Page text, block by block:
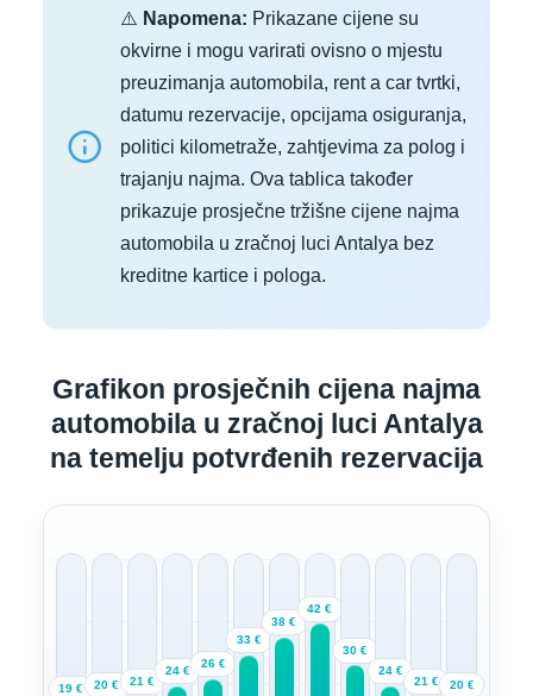
⚠️ Napomena: Prikazane cijene su
okvirne i mogu varirati ovisno o mjestu
preuzimanja automobila, rent a car tvrtki,
datumu rezervacije, opcijama osiguranja,
politici kilometraže, zahtjevima za polog i
trajanju najma. Ova tablica također
prikazuje prosječne tržišne cijene najma
automobila u zračnoj luci Antalya bez
kreditne kartice i pologa.
Grafikon prosječnih cijena najma
automobila u zračnoj luci Antalya
na temelju potvrđenih rezervacija
19 € 20 € 21 €
24 €
26 €
33 €
38 €
42 €
30 €
24 €
21 € 20 €